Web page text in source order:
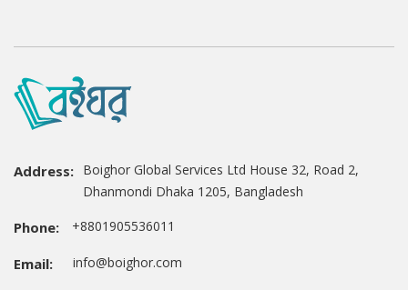
Address: Boighor Global Services Ltd House 32, Road 2,
Dhanmondi Dhaka 1205, Bangladesh
Phone: +8801905536011
Email: info@boighor.com